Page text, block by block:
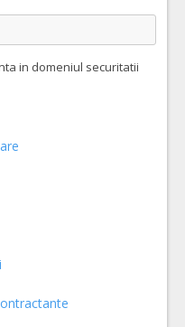
in domeniul securitatii